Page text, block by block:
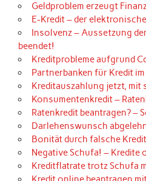
Geldproblem erzeugt
E-Kredit – der
Insolvenz – Aussetzung
beendet!
Kreditprobleme aufgrund
Partnerbanken für Kredit
Kreditauszahlung jetzt,
Konsumentenkredit –
Ratenkredit beantragen? –
Darlehenswunsch
Bonität durch falsche
Negative Schufa! –
Kreditflatrate trotz Schufa